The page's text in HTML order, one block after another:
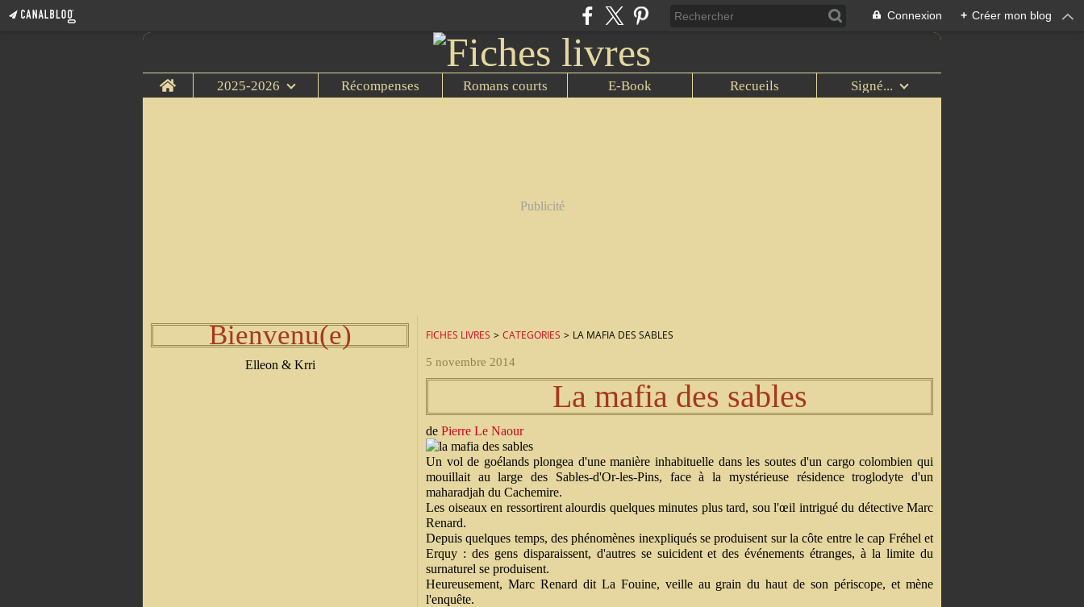
Connexion + Créer mon blog
Home 2025-2026 Récompenses Romans courts E-Book Recueils Signé...
Publicité
Bienvenu(e)
Elleon & Krri
FICHES LIVRES > CATEGORIES > LA MAFIA DES SABLES
5 novembre 2014
La mafia des sables
de Pierre Le Naour
Un vol de goélands plongea d'une manière inhabituelle dans les soutes d'un cargo colombien qui
mouillait au large des Sables-d'Or-les-Pins, face à la mystérieuse résidence troglodyte d'un
maharadjah du Cachemire.
Les oiseaux en ressortirent alourdis quelques minutes plus tard, sou l'œil intrigué du détective Marc
Renard.
Depuis quelques temps, des phénomènes inexpliqués se produisent sur la côte entre le cap Fréhel et
Erquy : des gens disparaissent, d'autres se suicident et des événements étranges, à la limite du
surnaturel se produisent.
Heureusement, Marc Renard dit La Fouine, veille au grain du haut de son périscope, et mène
l'enquête.